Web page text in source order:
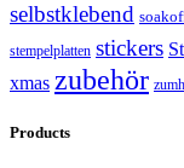
selbstklebend
stempelplatten stickers
xmas zubehör
Products